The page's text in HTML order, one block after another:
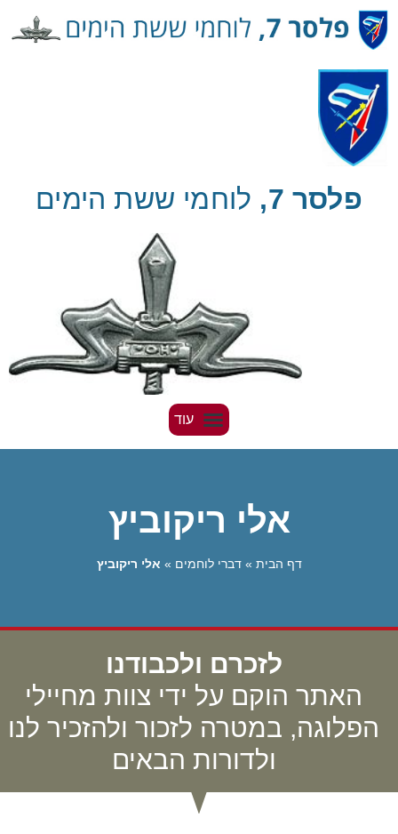
Skip
to
Content
פלסר 7, לוחמי ששת הימים
אלי ריקוביץ
דף הבית »דברי לוחמים » אלי ריקוביץ
לזכרם ולכבודנו
האתר הוקם על ידי צוות מחיילי
הפלוגה, במטרה לזכור ולהזכיר לנו
ולדורות הבאים